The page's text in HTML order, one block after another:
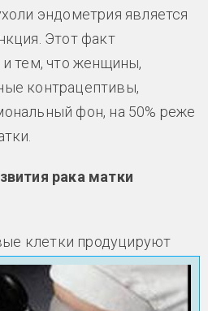
эндометрия является
Этот факт
тем, что женщины,
контрацептивы,
фон, на 50% реже
рака матки
клетки продуцируют